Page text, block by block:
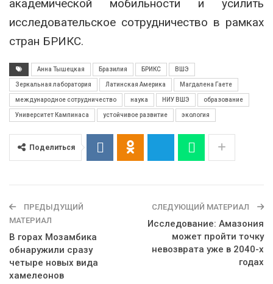
академической мобильности и усилить
исследовательское сотрудничество в рамках
стран БРИКС.
Анна Тышецкая Бразилия БРИКС ВШЭ
Зеркальная лаборатория Латинская Америка Магдалена Гаете
международное сотрудничество наука НИУ ВШЭ образование
Университет Кампинаса устойчивое развитие экология
Поделиться
ПРЕДЫДУЩИЙ
МАТЕРИАЛ
В горах Мозамбика
обнаружили сразу
четыре новых вида
хамелеонов
СЛЕДУЮЩИЙ МАТЕРИАЛ
Исследование: Амазония
может пройти точку
невозврата уже в 2040-х
годах